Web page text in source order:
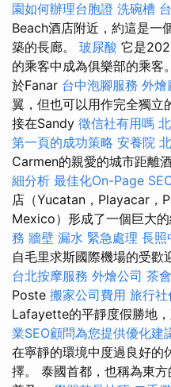
園如何辦理台胞證 洗碗槽
Beach酒店附近，約這是一
築的長廊。 玻尿酸 它是
的乘客中成為俱樂部的乘客
於Fanar 台中泡腳服務 外燴
翼，但也可以用作完全獨立
接在Sandy 徵信社有用嗎
第一頁的成功策略 安養院
Carmen的親愛的城市距離
細分析 最佳化On-Page
店（Yucatan，Playacar，
Mexico）形成了一個巨大的
務 牆壁 漏水 緊急處理 長照
自毛里求斯國際機場的受歡
台北按摩服務 外燴公司 茶
Poste 搬家公司費用 旅行
Lafayette的平靜度假勝地
業SEO顧問為您提供優化建
在寧靜的環境中度過良好的
擇。 泰國首都，也稱為東